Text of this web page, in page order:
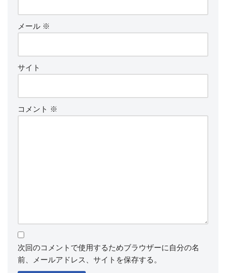
メール ※
サイト
コメント ※
次回のコメントで使用するためブラウザーに自分の名
前、メールアドレス、サイトを保存する。